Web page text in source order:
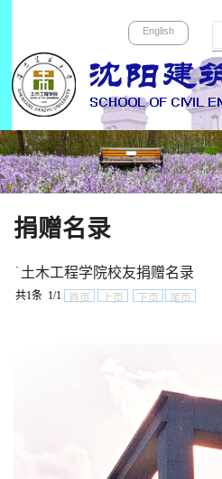
English
· 土木工程学院校友捐赠名录
共1条 1/1 首页 上页 下页 尾页
捐赠名录